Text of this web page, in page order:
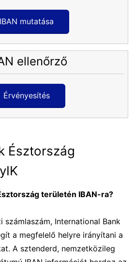
IBAN mutatása
ellenőrző
Érvényesítés
Észtország
területén IBAN-ra?
számlaszám, International Bank
a megfelelő helyre irányítani a
A sztenderd, nemzetközileg